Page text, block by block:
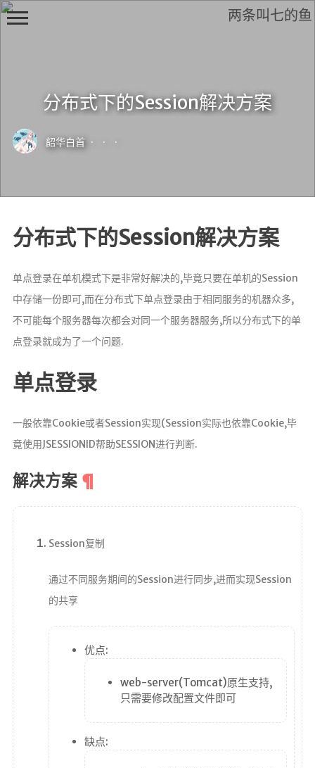
分布式下的Session解决方案
韶华白首 · · ·
分布式下的Session解决方案
单点登录在单机模式下是非常好解决的,毕竟只要在单机的Session
中存储一份即可,而在分布式下单点登录由于相同服务的机器众多,
不可能每个服务器每次都会对同一个服务器服务,所以分布式下的单
点登录就成为了一个问题.
单点登录
一般依靠Cookie或者Session实现(Session实际也依靠Cookie,毕
竟使用JSESSIONID帮助SESSION进行判断.
解决方案
Session复制
通过不同服务期间的Session进行同步,进而实现Session
的共享
优点:
web-server(Tomcat)原生支持,
只需要修改配置文件即可
缺点:
两条叫七的鱼
e
首页
微服务
Springboot2
列
Redis
用来CV的